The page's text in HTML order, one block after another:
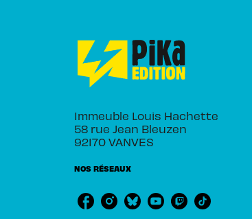
Immeuble Louis Hachette
58 rue Jean Bleuzen
92170 VANVES
NOS RÉSEAUX